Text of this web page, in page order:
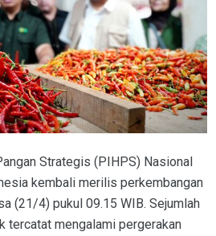
Strategis (PIHPS) Nasional
kembali merilis perkembangan
(21/4) pukul 09.15 WIB. Sejumlah
tercatat mengalami pergerakan